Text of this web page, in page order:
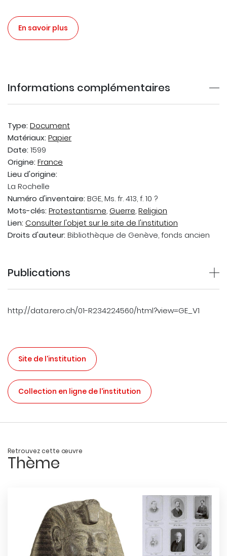
En savoir plus
Informations complémentaires
Type: Document
Matériaux: Papier
Date: 1599
Origine: France
Lieu d'origine:
La Rochelle
Numéro d'inventaire: BGE, Ms. fr. 413, f. 10 ?
Mots-clés: Protestantisme, Guerre,Religion
Lien: Consulter l'objet sur le site de l'institution
Droits d'auteur: Bibliothèque de Genève, fonds ancien
Publications
http://data.rero.ch/01-R234224560/html?view=GE_V1
Site de l'institution
Collection en ligne de l'institution
Retrouvez cette œuvre
Thème